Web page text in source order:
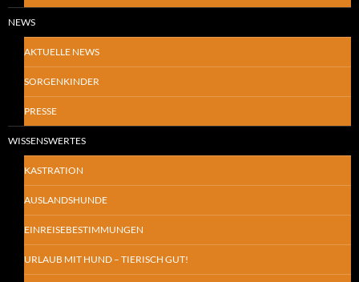
NEWS
AKTUELLE NEWS
SORGENKINDER
PRESSE
WISSENSWERTES
KASTRATION
AUSLANDSHUNDE
EINREISEBESTIMMUNGEN
URLAUB MIT HUND – TIERISCH GUT!